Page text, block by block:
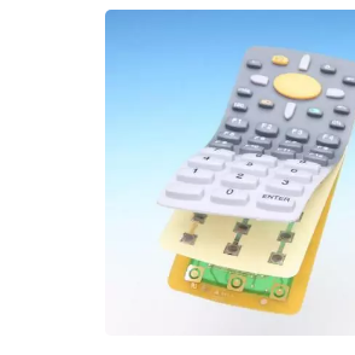
Interruptor De
Siete Segmentos